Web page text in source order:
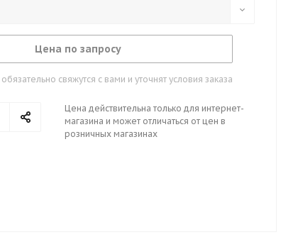
Цена по запросу
свяжутся с вами и уточнят условия заказа
Цена действительна только для интернет-
магазина и может отличаться от цен в
розничных магазинах